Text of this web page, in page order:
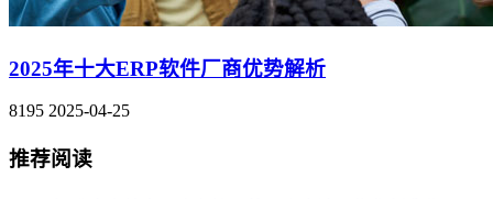
2025年十大ERP软件厂商优势解析
8195 2025-04-25
推荐阅读